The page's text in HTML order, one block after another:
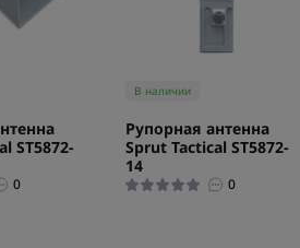
ST5872-
0
В наличии
Рупорная антенна
Sprut Tactical ST5872-
14
0